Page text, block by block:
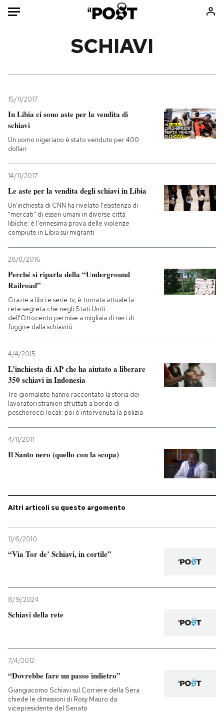
Mondo
Politica
Internet
Consumismi
Ok Boomer!
Mondiali calcio 2026
NEWSLETTER
I MIEI PREFERITI
SHOP
CALENDARIO
AREA PERSONALE
Entra
SCHIAVI
15/11/2017
In Libia ci sono aste per la vendita di
schiavi
Un uomo nigeriano è stato venduto per 400
dollari
14/11/2017
Le aste per la vendita degli schiavi in Libia
Un'inchiesta di CNN ha rivelato l'esistenza di
"mercati" di esseri umani in diverse città
libiche: è l'ennesima prova delle violenze
compiute in Libia sui migranti
28/8/2016
Perché si riparla della “Underground
Railroad”
Grazie a libri e serie tv, è tornata attuale la
rete segreta che negli Stati Uniti
dell'Ottocento permise a migliaia di neri di
fuggire dalla schiavitù
4/4/2015
L’inchiesta di AP che ha aiutato a liberare
350 schiavi in Indonesia
Tre giornaliste hanno raccontato la storia dei
lavoratori stranieri sfruttati a bordo di
pescherecci locali: poi è intervenuta la polizia
4/11/2011
Il Santo nero (quello con la scopa)
Altri articoli su questo argomento
11/6/2010
“Via Tor de’ Schiavi, in cortile”
8/9/2024
Schiavi della rete
7/4/2012
“Dovrebbe fare un passo indietro”
Giangiacomo Schiavi sul Corriere della Sera
chiede le dimissioni di Rosy Mauro da
vicepresidente del Senato